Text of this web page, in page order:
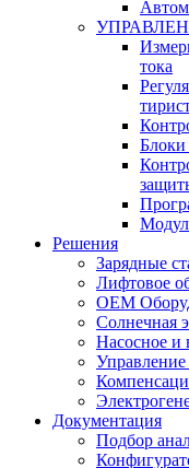
тока
Блоки
Решения
Зарядные
Лифтовое
ОЕМ
Солнечная
Насосное и
Управление
Документация
Подбор